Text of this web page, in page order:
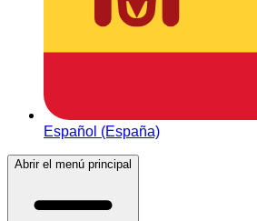
Español (España)
Abrir el menú principal